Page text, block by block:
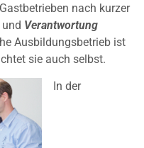
nach kurzer
Verantwortung
Ausbildungsbetrieb ist
sie auch selbst.
In der